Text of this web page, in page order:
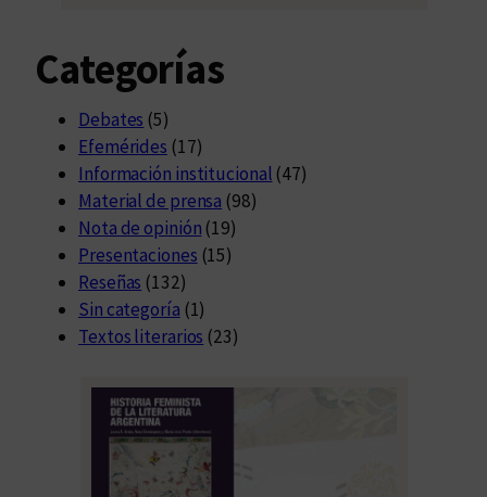
Categorías
Debates (5)
Efemérides (17)
Información institucional (47)
Material de prensa (98)
Nota de opinión (19)
Presentaciones (15)
Reseñas (132)
Sin categoría (1)
Textos literarios (23)